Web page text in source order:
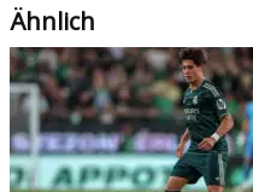
Ähnlich